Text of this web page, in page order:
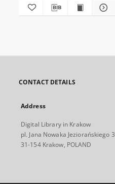
CONTACT DETAILS
Address
Digital Library in Krakow
pl. Jana Nowaka Jeziorańskiego 3
31-154 Krakow, POLAND